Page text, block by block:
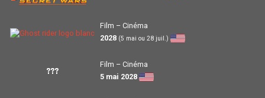
Film – Cinéma
2028 (5 mai ou 28 juil.)
???
Film – Cinéma
5 mai 2028